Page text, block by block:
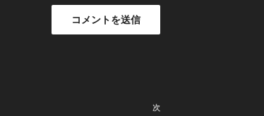
次
次